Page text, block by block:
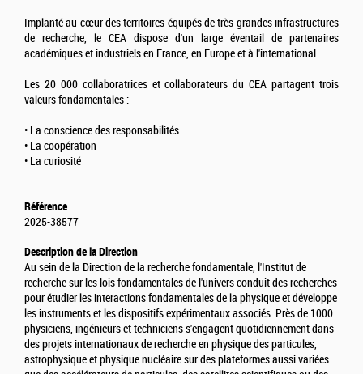
Implanté au cœur des territoires équipés de très grandes infrastructures
de recherche, le CEA dispose d'un large éventail de partenaires
académiques et industriels en France, en Europe et à l'international.
Les 20 000 collaboratrices et collaborateurs du CEA partagent trois
valeurs fondamentales :
• La conscience des responsabilités
• La coopération
• La curiosité
Référence
2025-38577
Description de la Direction
Au sein de la Direction de la recherche fondamentale, l'Institut de
recherche sur les lois fondamentales de l'univers conduit des recherches
pour étudier les interactions fondamentales de la physique et développe
les instruments et les dispositifs expérimentaux associés. Près de 1000
physiciens, ingénieurs et techniciens s'engagent quotidiennement dans
des projets internationaux de recherche en physique des particules,
astrophysique et physique nucléaire sur des plateformes aussi variées